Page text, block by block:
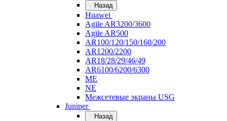
Назад
Huawei
Agile AR3200/3600
Agile AR500
AR100/120/150/160/200
AR1200/2200
AR18/28/29/46/49
AR6100/6200/6300
ME
NE
Межсетевые экраны USG
Juniper
Назад